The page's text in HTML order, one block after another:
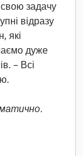
задачу
відразу
які
дуже
– Всі